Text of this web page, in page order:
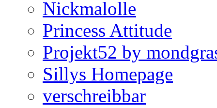
Nickmalolle
Princess Attitude
Projekt52 by
Sillys Homepage
verschreibbar